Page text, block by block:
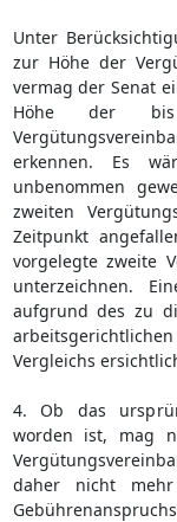
Unter
zur Höhe der
vermag der Senat
Höhe der
erkennen. Es
unbenommen
zweiten
Zeitpunkt
vorgelegte zweite
unterzeichnen.
aufgrund des zu
Vergleichs
4. Ob das
worden ist, mag
daher nicht